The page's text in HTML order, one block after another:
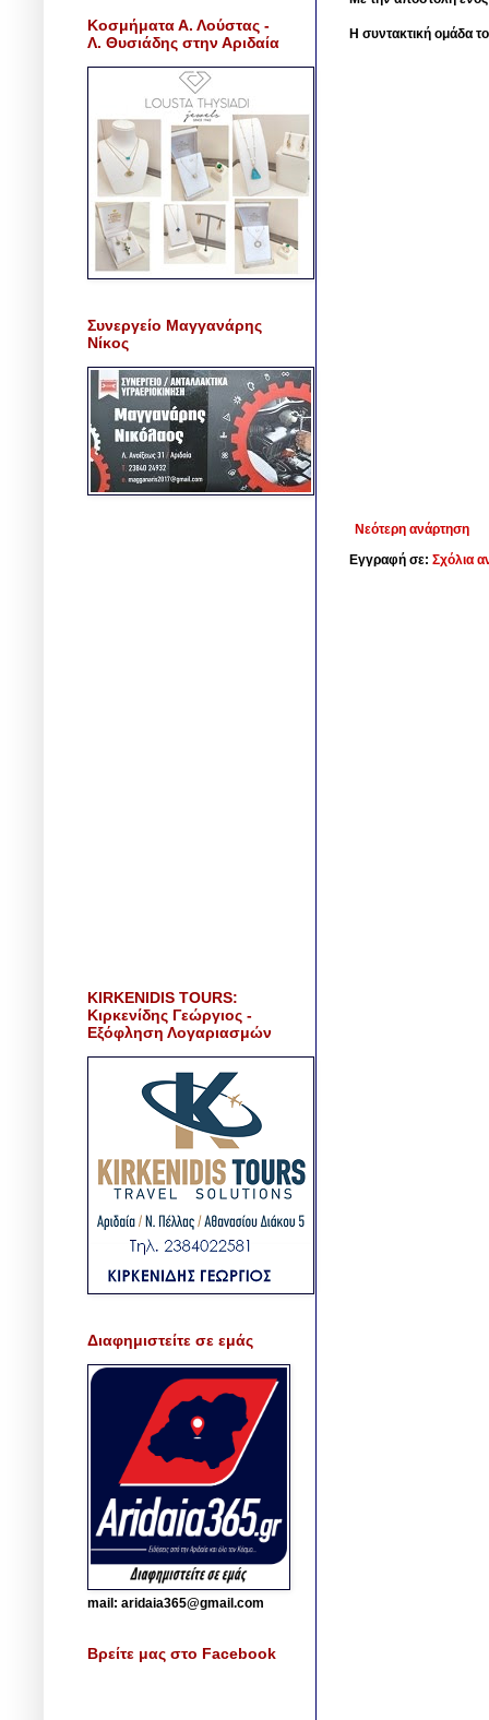
Η συντακτική ομάδα
Νεότερη ανάρτηση
Εγγραφή σε: Σχόλια
Κοσμήματα Α. Λούστας -
Λ. Θυσιάδης στην Αριδαία
Συνεργείο Μαγγανάρης
Νίκος
KIRKENIDIS TOURS:
Κιρκενίδης Γεώργιος -
Εξόφληση Λογαριασμών
Διαφημιστείτε σε εμάς
mail: aridaia365@gmail.com
Βρείτε μας στο Facebook